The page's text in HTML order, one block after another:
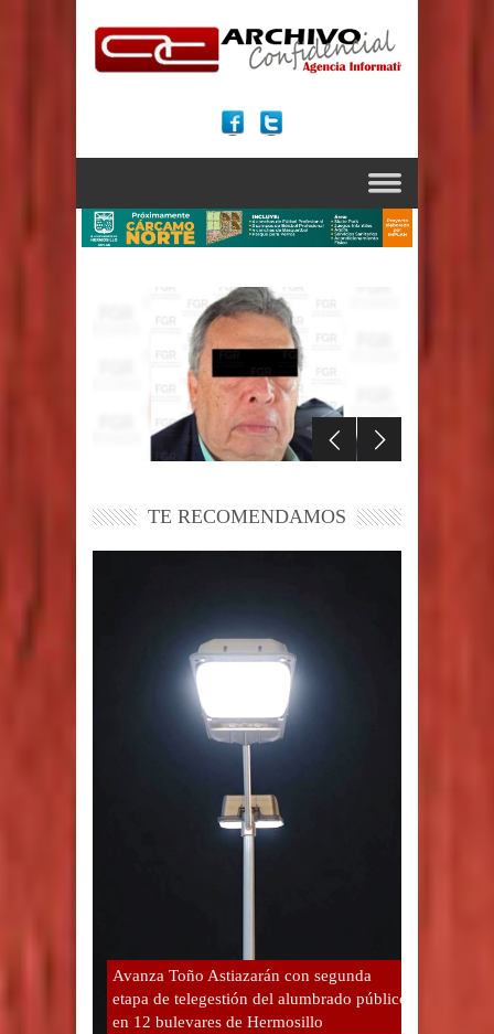
TE RECOMENDAMOS
Avanza Toño Astiazarán con segunda
etapa de telegestión del alumbrado público
en 12 bulevares de Hermosillo